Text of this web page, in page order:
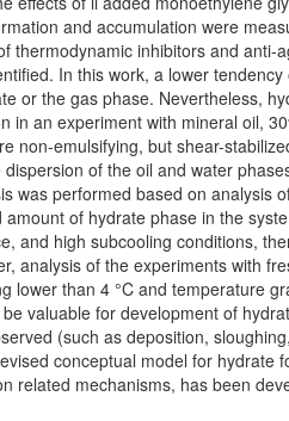
and accumulation were
thermodynamic inhibitors and anti-
In this work, a lower
or the gas phase. Nevertheless,
in an experiment with mineral oil,
non-emulsifying, but shear-
of the oil and water
was performed based on analysis
of hydrate phase in the
and high subcooling conditions,
analysis of the experiments with
lower than 4 °C and temperature
valuable for development of
(such as deposition,
conceptual model for hydrate
related mechanisms, has been